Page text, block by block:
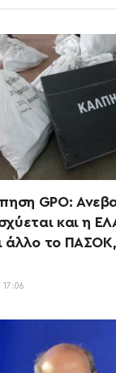
GPO:
και η
άλλο το